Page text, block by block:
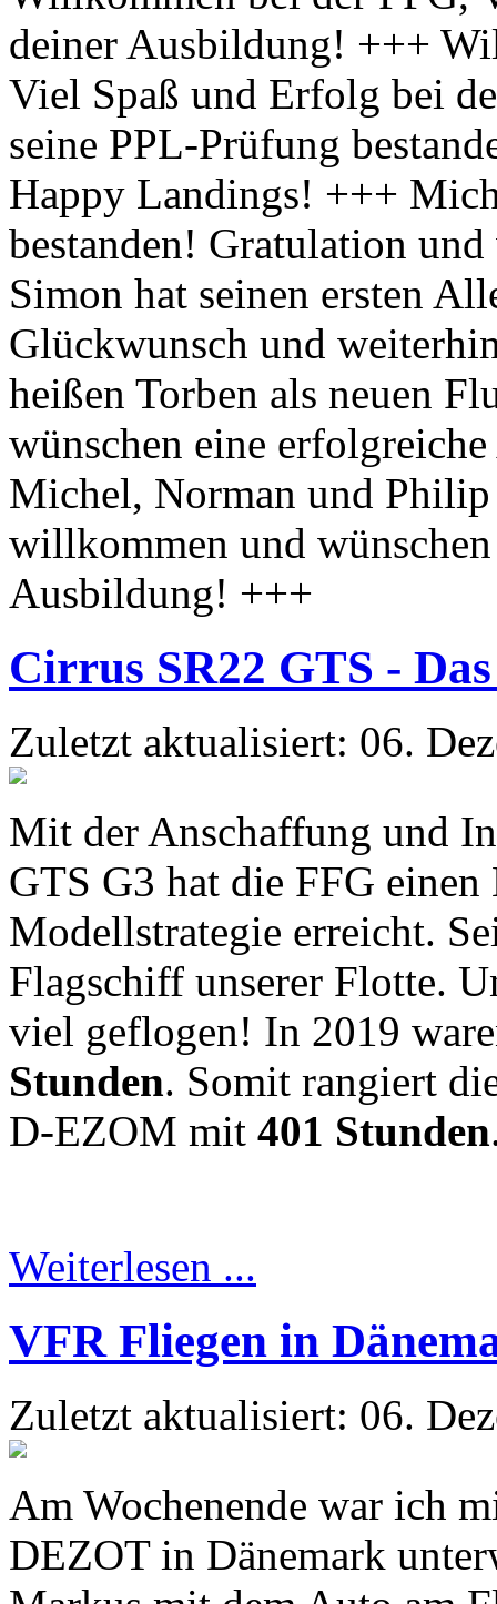
Cirrus SR22 GTS -
Zuletzt aktualisiert: 06.
Mit der Anschaffung und
GTS G3 hat die FFG
Modellstrategie erreicht.
Flagschiff unserer Flotte.
viel geflogen! In 2019
Stunden. Somit rangiert
D-EZOM mit 401 Stunden
Weiterlesen ...
VFR Fliegen in
Zuletzt aktualisiert: 06.
Am Wochenende war ich
DEZOT in Dänemark